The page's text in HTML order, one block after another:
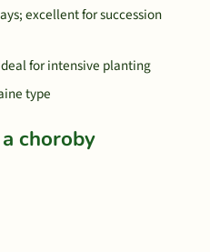
excellent for succession
for intensive planting
type
choroby